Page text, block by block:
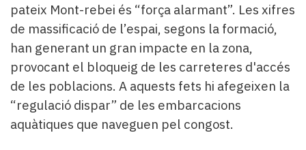
pateix Mont-rebei és “força alarmant”. Les xifres
de massificació de l’espai, segons la formació,
han generant un gran impacte en la zona,
provocant el bloqueig de les carreteres d'accés
de les poblacions. A aquests fets hi afegeixen la
“regulació dispar” de les embarcacions
aquàtiques que naveguen pel congost.